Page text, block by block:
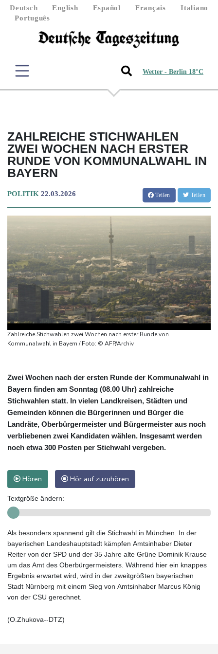
Deutsch English Español Français
Italiano
Português
Wetter - Berlin 18°C
ZAHLREICHE STICHWAHLEN
ZWEI WOCHEN NACH ERSTER
RUNDE VON KOMMUNALWAHL IN
BAYERN
POLITIK 22.03.2026 Teilen Teilen
Zahlreiche Stichwahlen zwei Wochen nach erster Runde von
Kommunalwahl in Bayern / Foto: © AFP/Archiv
Zwei Wochen nach der ersten Runde der Kommunalwahl in
Bayern finden am Sonntag (08.00 Uhr) zahlreiche
Stichwahlen statt. In vielen Landkreisen, Städten und
Gemeinden können die Bürgerinnen und Bürger die
Landräte, Oberbürgermeister und Bürgermeister aus noch
verbliebenen zwei Kandidaten wählen. Insgesamt werden
noch etwa 300 Posten per Stichwahl vergeben.
Hören Hör auf zuzuhören
Textgröße ändern:
Als besonders spannend gilt die Stichwahl in München. In der
bayerischen Landeshauptstadt kämpfen Amtsinhaber Dieter
Reiter von der SPD und der 35 Jahre alte Grüne Dominik Krause
um das Amt des Oberbürgermeisters. Während hier ein knappes
Ergebnis erwartet wird, wird in der zweitgrößten bayerischen
Stadt Nürnberg mit einem Sieg von Amtsinhaber Marcus König
von der CSU gerechnet.
(O.Zhukova--DTZ)